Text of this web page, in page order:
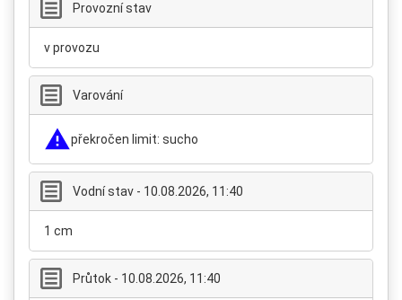
Provozní stav
v provozu
Varování
překročen limit: sucho
Vodní stav - 10.08.2026, 11:40
1 cm
Průtok - 10.08.2026, 11:40